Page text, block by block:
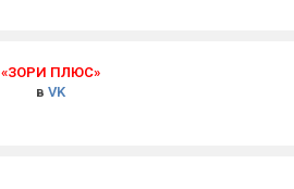
«ЗОРИ ПЛЮС»
в VK